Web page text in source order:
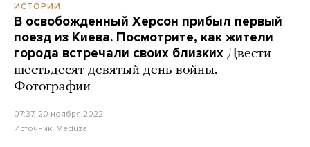
ИСТОРИИ
В освобожденный Херсон прибыл первый
поезд из Киева. Посмотрите, как жители
города встречали своих близких Двести
шестьдесят девятый день войны.
Фотографии
07:37, 20 ноября 2022
Источник: Meduza